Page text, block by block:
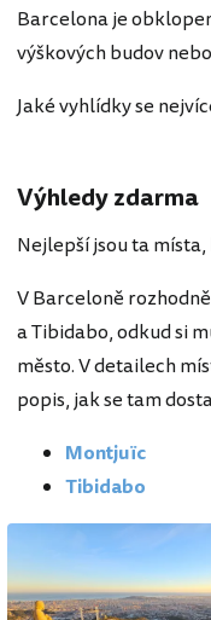
Barcelona je
výškových budov
Jaké vyhlídky se
Výhledy zdarma
Nejlepší jsou ta
V Barceloně
a Tibidabo, odkud si
město. V detailech
popis, jak se tam
Montjuïc
Tibidabo